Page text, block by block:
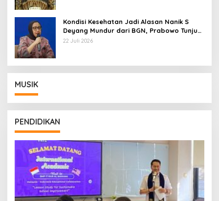
Kondisi Kesehatan Jadi Alasan Nanik S
Deyang Mundur dari BGN, Prabowo Tunjuk
Wamentan Sudaryono
22 Juli 2026
MUSIK
PENDIDIKAN